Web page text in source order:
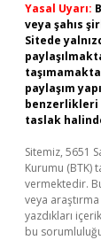
Yasal Uyarı:
veya şahıs
Sitede
paylaşım
benzerlikleri
taslak
Sitemiz, 5651
Kurumu (BTK)
vermektedir.
veya
yazdıkları
bu